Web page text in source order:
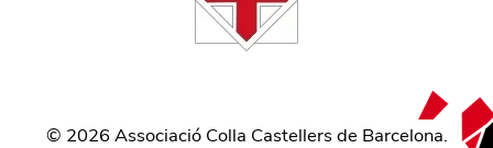
© 2026Associació Colla Castellers de Barcelona.